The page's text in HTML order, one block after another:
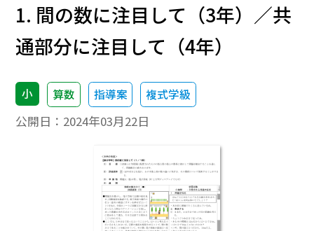
1. 間の数に注目して（3年）／共
通部分に注目して（4年）
小 算数 指導案 複式学級
公開日： 2024年03月22日